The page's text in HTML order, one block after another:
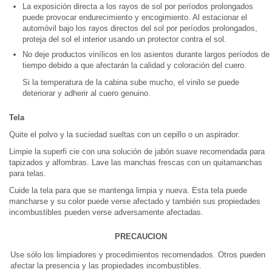
La exposición directa a los rayos de sol por períodos prolongados
puede provocar endurecimiento y encogimiento. Al estacionar el
automóvil bajo los rayos directos del sol por períodos prolongados,
proteja del sol el interior usando un protector contra el sol.
No deje productos vinílicos en los asientos durante largos períodos de
tiempo debido a que afectarán la calidad y coloración del cuero.
Si la temperatura de la cabina sube mucho, el vinilo se puede
deteriorar y adherir al cuero genuino.
Tela
Quite el polvo y la suciedad sueltas con un cepillo o un aspirador.
Limpie la superfi cie con una solución de jabón suave recomendada para
tapizados y alfombras. Lave las manchas frescas con un quitamanchas
para telas.
Cuide la tela para que se mantenga limpia y nueva. Esta tela puede
mancharse y su color puede verse afectado y también sus propiedades
incombustibles pueden verse adversamente afectadas.
PRECAUCION
Use sólo los limpiadores y procedimientos recomendados. Otros pueden
afectar la presencia y las propiedades incombustibles.